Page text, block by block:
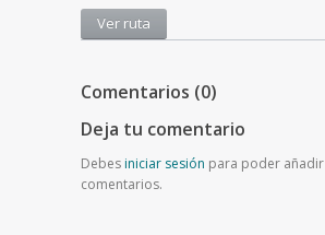
Comentarios (0)
Deja tu comentario
Debesiniciar sesión para poder añadir
comentarios.